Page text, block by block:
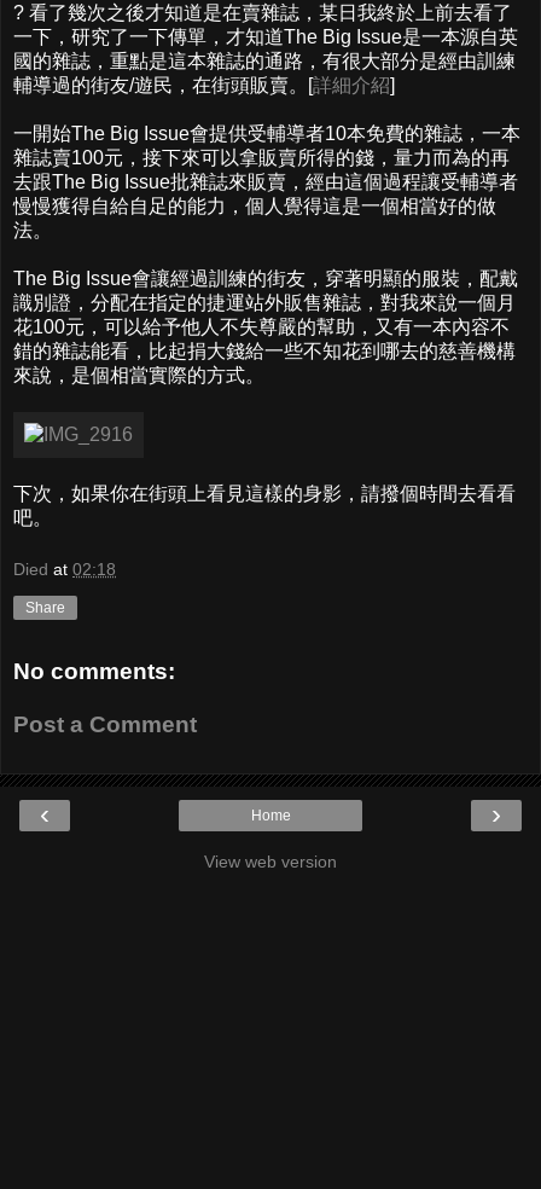
? 看了幾次之後才知道是在賣雜誌，某日我終於上前去看了
一下，研究了一下傳單，才知道The Big Issue是一本源自英
國的雜誌，重點是這本雜誌的通路，有很大部分是經由訓練
輔導過的街友/遊民，在街頭販賣。[詳細介紹]
一開始The Big Issue會提供受輔導者10本免費的雜誌，一本
雜誌賣100元，接下來可以拿販賣所得的錢，量力而為的再
去跟The Big Issue批雜誌來販賣，經由這個過程讓受輔導者
慢慢獲得自給自足的能力，個人覺得這是一個相當好的做
法。
The Big Issue會讓經過訓練的街友，穿著明顯的服裝，配戴
識別證，分配在指定的捷運站外販售雜誌，對我來說一個月
花100元，可以給予他人不失尊嚴的幫助，又有一本內容不
錯的雜誌能看，比起捐大錢給一些不知花到哪去的慈善機構
來說，是個相當實際的方式。
下次，如果你在街頭上看見這樣的身影，請撥個時間去看看
吧。
Died at 02:18
Share
No comments:
Post a Comment
‹ ›
Home
View web version